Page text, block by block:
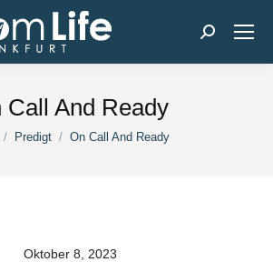
Search:
Call And Ready
sich hier:
Predigt On Call And Ready
Oktober 8, 2023